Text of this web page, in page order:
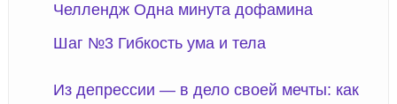
Челлендж Одна минута дофамина
Шаг №3 Гибкость ума и тела
Из депрессии — в дело своей мечты: как